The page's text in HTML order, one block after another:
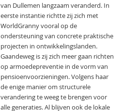
van Dullemen langzaam veranderd. In
eerste instantie richtte zij zich met
WorldGranny vooral op de
ondersteuning van concrete praktische
projecten in ontwikkelingslanden.
Gaandeweg is zij zich meer gaan richten
op armoedepreventie in de vorm van
pensioenvoorzieningen. Volgens haar
de enige manier om structurele
verandering te weeg te brengen voor
alle generaties. Al blijven ook de lokale